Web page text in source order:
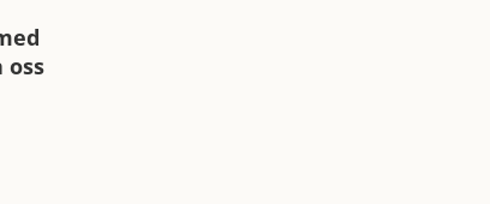
oss